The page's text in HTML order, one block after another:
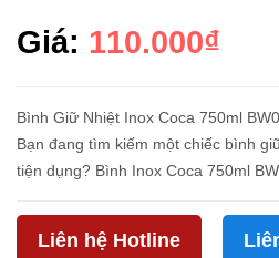
Giá: 110.000₫
Bình Giữ Nhiệt Inox Coca 750ml
Bạn đang tìm kiếm một chiếc bình
tiện dụng? Bình Inox Coca 750ml
Liên hệ Hotline